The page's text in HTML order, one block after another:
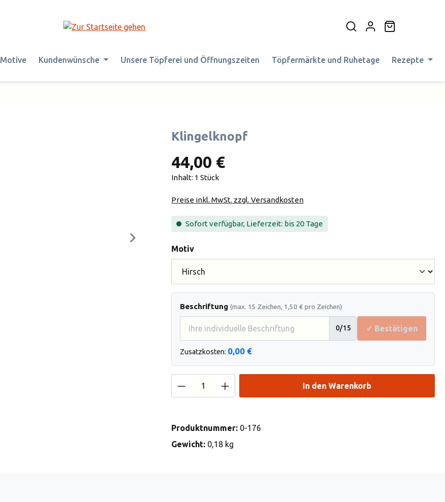
Motive Kundenwünsche Unsere Töpferei und Öffnungszeiten Töpfermärkte und Ruhetage Rezepte
Klingelknopf
44,00 €
Inhalt: 1 Stück
Preise inkl. MwSt. zzgl. Versandkosten
Sofort verfügbar, Lieferzeit: bis 20 Tage
Motivauswählen
Beschriftung (max. 15 Zeichen, 1,50 € pro Zeichen)
0/15 ✓ Bestätigen
Zusatzkosten: 0,00 €
Produkt Anzahl: Gib den gewünschten Wert
In den Warenkorb
Produktnummer: 0-176
Gewicht: 0,18 kg